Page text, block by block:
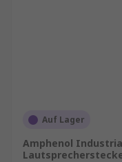
Auf Lager
Amphenol